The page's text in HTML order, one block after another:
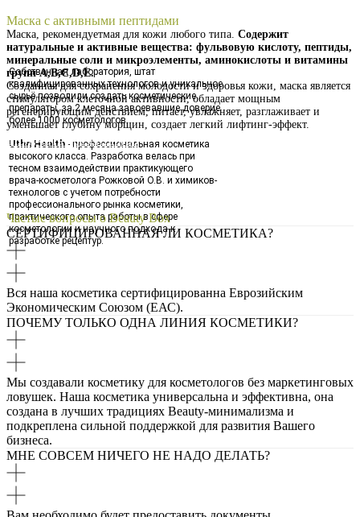
Собственная лаборатория, штат
квалифицированных технологов и уникальное
сырьё позволили создать косметические
препараты, за 2 месяца завоевавшие доверие
более 1000 косметологов.
Uthn Health - профессиональная косметика
высокого класса. Разработка велась при
тесном взаимодействии практикующего
врача-косметолога Рожковой О.В. и химиков-
технологов с учетом потребности
профессионального рынка косметики,
практического опыта работы в сфере
косметологии и научного подхода к
разработке рецептур.
Маска с активными пептидами
Маска, рекомендуетмая для кожи любого типа. Содержит
натуральные и активные вещества: фульвовую кислоту, пептиды,
минеральные соли и микроэлементы, аминокислоты и витамины
групп А,В,С,D,Е.
Созданная для сохранения молодости и здоровья кожи, маска является
стимулятором клеточной активности, обладает мощным
регенерирующим действием, питает, увлажняет, разглаживает и
уменьшает глубину морщин, создает легкий лифтинг-эффект.
Получить презентацию
Частые вопросы о Beauty Box
СЕРТИФИЦИРОВАННАЯ ЛИ КОСМЕТИКА?
Вся наша косметика сертифицированна Еврозийским
Экономическим Союзом (ЕАС).
ПОЧЕМУ ТОЛЬКО ОДНА ЛИНИЯ КОСМЕТИКИ?
Мы создавали косметику для косметологов без маркетинговых
ловушек. Наша косметика универсальна и эффективна, она
создана в лучших традициях Beauty-минимализма и
подкреплена сильной поддержкой для развития Вашего
бизнеса.
МНЕ СОВСЕМ НИЧЕГО НЕ НАДО ДЕЛАТЬ?